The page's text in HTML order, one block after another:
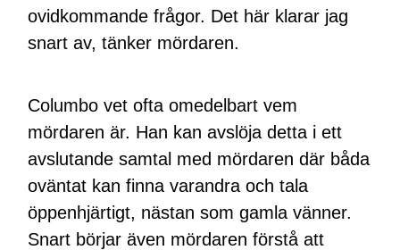
ovidkommande frågor. Det här klarar jag
snart av, tänker mördaren.
Columbo vet ofta omedelbart vem
mördaren är. Han kan avslöja detta i ett
avslutande samtal med mördaren där båda
oväntat kan finna varandra och tala
öppenhjärtigt, nästan som gamla vänner.
Snart börjar även mördaren förstå att